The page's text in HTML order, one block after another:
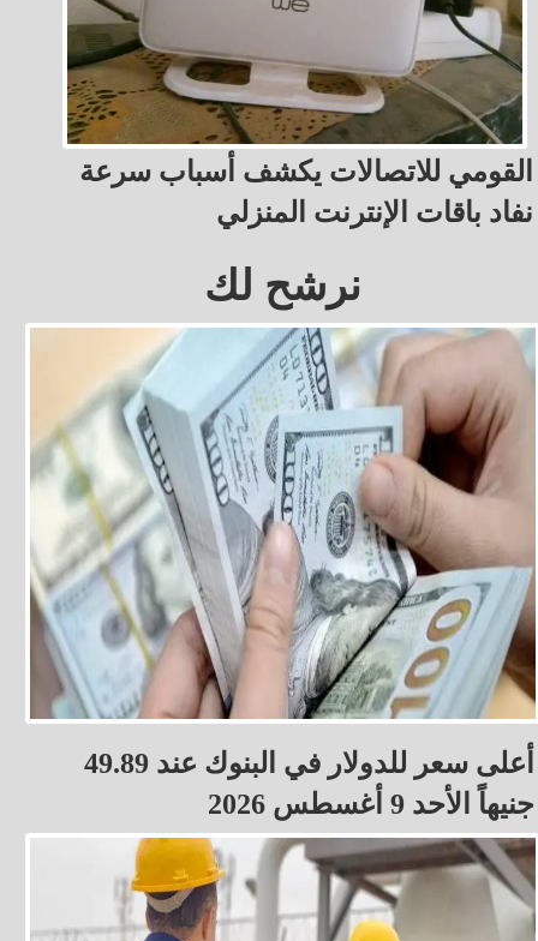
القومي للاتصالات يكشف أسباب سرعة
نفاد باقات الإنترنت المنزلي
نرشح لك
أعلى سعر للدولار في البنوك عند 49.89
جنيهاً الأحد 9 أغسطس 2026